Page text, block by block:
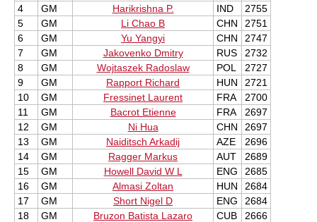
4
GM Harikrishna P. IND
2755
5
GM Li Chao B CHN
2751
6
GM Yu Yangyi CHN
2747
7
GM Jakovenko Dmitry RUS
2732
8
GM Wojtaszek Radoslaw POL
2727
9
GM Rapport Richard HUN
2721
10
GM Fressinet Laurent FRA
2700
11
GM Bacrot Etienne FRA
2697
12
GM Ni Hua CHN
2697
13
GM Naiditsch Arkadij AZE
2696
14
GM Ragger Markus AUT
2689
15
GM Howell David W L ENG
2685
16
GM Almasi Zoltan HUN
2684
17
GM Short Nigel D ENG
2684
18
GM Bruzon Batista Lazaro CUB
2666